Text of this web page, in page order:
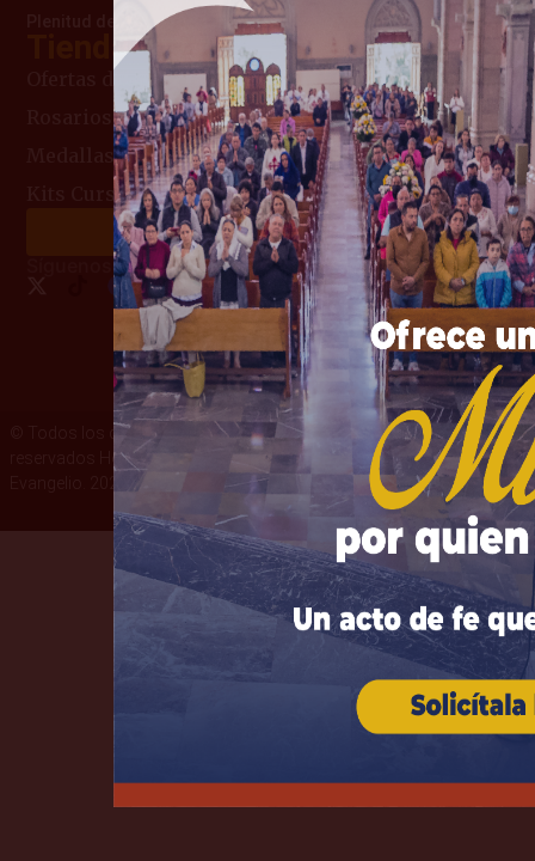
Plenitud de amor que la llevó al Cielo
Tienda Mariana
Ofertas del Mes
Medallas Religiosas
Kits Curso de Consagración
Haz tu donación
Síguenos:
© Todos los derechos
reservados Heraldos del
Términos y condiciones
Política de privacidad